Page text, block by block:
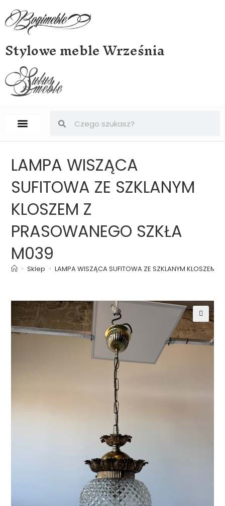
Stylowe meble Września
LAMPA WISZĄCA
SUFITOWA ZE SZKLANYM
KLOSZEM Z
PRASOWANEGO SZKŁA
M039
> Sklep > LAMPA WISZĄCA SUFITOWA ZE SZKLANYM KLOSZEM
🔍